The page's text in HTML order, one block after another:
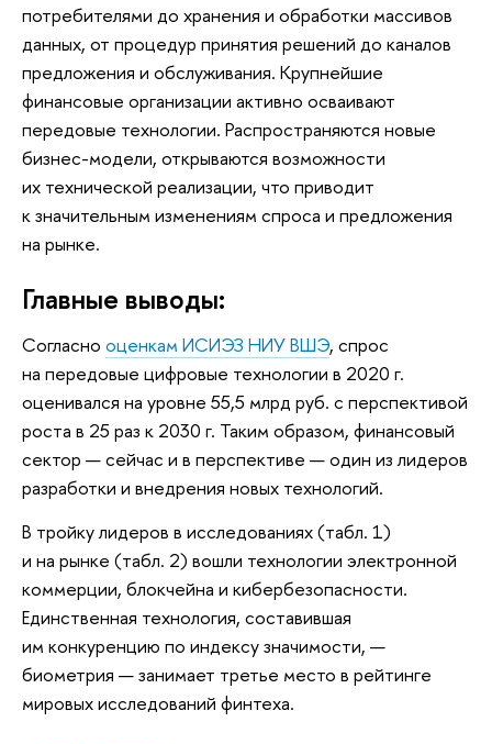
потребителями до хранения и обработки массивов
данных, от процедур принятия решений до каналов
предложения и обслуживания. Крупнейшие
финансовые организации активно осваивают
передовые технологии. Распространяются новые
бизнес-модели, открываются возможности
их технической реализации, что приводит
к значительным изменениям спроса и предложения
на рынке.
Главные выводы:
Согласно оценкам ИСИЭЗ НИУ ВШЭ, спрос
на передовые цифровые технологии в 2020 г.
оценивался на уровне 55,5 млрд руб. с перспективой
роста в 25 раз к 2030 г. Таким образом, финансовый
сектор — сейчас и в перспективе — один из лидеров
разработки и внедрения новых технологий.
В тройку лидеров в исследованиях (табл. 1)
и на рынке (табл. 2) вошли технологии электронной
коммерции, блокчейна и кибербезопасности.
Единственная технология, составившая
им конкуренцию по индексу значимости, —
биометрия — занимает третье место в рейтинге
мировых исследований финтеха.